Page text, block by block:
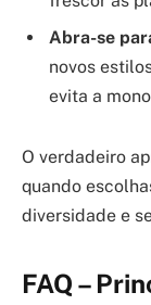
Abra-se
novos
evita a
O verdadeiro
quando
diversidade e
FAQ –